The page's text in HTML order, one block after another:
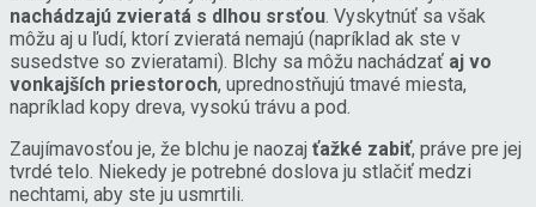
nachádzajú zvieratá s dlhou srsťou. Vyskytnúť sa však
môžu aj u ľudí, ktorí zvieratá nemajú (napríklad ak ste v
susedstve so zvieratami). Blchy sa môžu nachádzať aj vo
vonkajších priestoroch, uprednostňujú tmavé miesta,
napríklad kopy dreva, vysokú trávu a pod.
Zaujímavosťou je, že blchu je naozaj ťažké zabiť, práve pre jej
tvrdé telo. Niekedy je potrebné doslova ju stlačiť medzi
nechtami, aby ste ju usmrtili.